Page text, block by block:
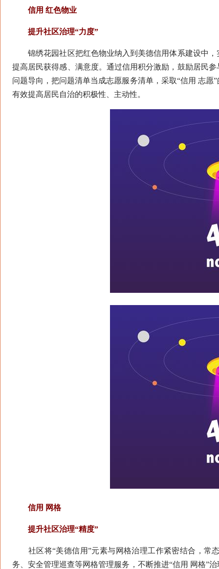
信用 红色物业
提升社区治理“力度”
锦绣花园社区把红色物业纳入到美德信用体系建设中，
提高居民获得感、满意度。通过信用积分激励，鼓励居民
问题导向，把问题清单当成志愿服务清单，采取“信用 志
有效提高居民自治的积极性、主动性。
信用 网格
提升社区治理“精度”
社区将“美德信用”元素与网格治理工作紧密结合，常
务、安全管理巡查等网格管理服务，不断推进“信用 网格”